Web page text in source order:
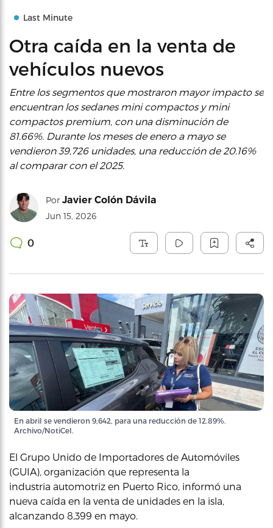
Last Minute
Otra caída en la venta de
vehículos nuevos
Entre los segmentos que mostraron mayor impacto se
encuentran los sedanes mini compactos y mini
compactos premium, con una disminución de
81.66%. Durante los meses de enero a mayo se
vendieron 39,726 unidades, una reducción de 20.16%
al comparar con el 2025.
Por Javier Colón Dávila
Jun 15, 2026
0
En abril se vendieron 9,642, para una reducción de 12.89%.
Archivo/NotiCel.
El Grupo Unido de Importadores de Automóviles
(GUIA), organización que representa la
industria automotriz en Puerto Rico, informó una
nueva caída en la venta de unidades en la isla,
alcanzando 8,399 en mayo.